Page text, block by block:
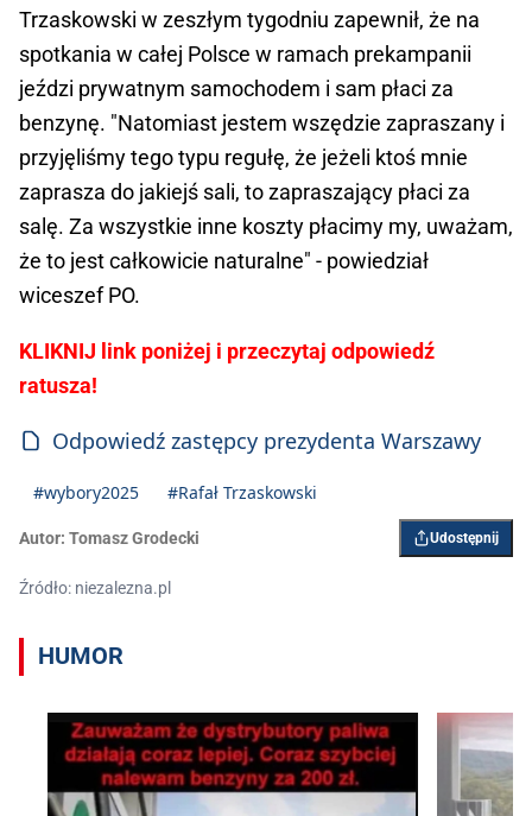
Trzaskowski w zeszłym tygodniu zapewnił, że na
spotkania w całej Polsce w ramach prekampanii
jeździ prywatnym samochodem i sam płaci za
benzynę. "Natomiast jestem wszędzie zapraszany i
przyjęliśmy tego typu regułę, że jeżeli ktoś mnie
zaprasza do jakiejś sali, to zapraszający płaci za
salę. Za wszystkie inne koszty płacimy my, uważam,
że to jest całkowicie naturalne" - powiedział
wiceszef PO.
KLIKNIJ link poniżej i przeczytaj odpowiedź
ratusza!
Odpowiedź zastępcy prezydenta Warszawy
#wybory2025 #Rafał Trzaskowski
Autor: Tomasz Grodecki Udostępnij
Źródło: niezalezna.pl
HUMOR